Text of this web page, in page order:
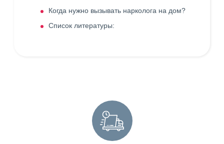
Когда нужно вызывать нарколога на дом?
Список литературы: